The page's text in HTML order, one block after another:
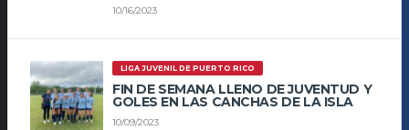
10/16/2023
LIGA JUVENIL DE PUERTO RICO
FIN DE SEMANA LLENO DE JUVENTUD Y
GOLES EN LAS CANCHAS DE LA ISLA
10/09/2023